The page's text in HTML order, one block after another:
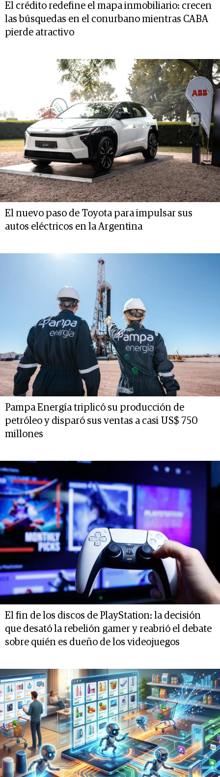
El crédito redefine el mapa inmobiliario: crecen
las búsquedas en el conurbano mientras CABA
pierde atractivo
El nuevo paso de Toyota para impulsar sus
autos eléctricos en la Argentina
Pampa Energía triplicó su producción de
petróleo y disparó sus ventas a casi US$ 750
millones
El fin de los discos de PlayStation: la decisión
que desató la rebelión gamer y reabrió el debate
sobre quién es dueño de los videojuegos